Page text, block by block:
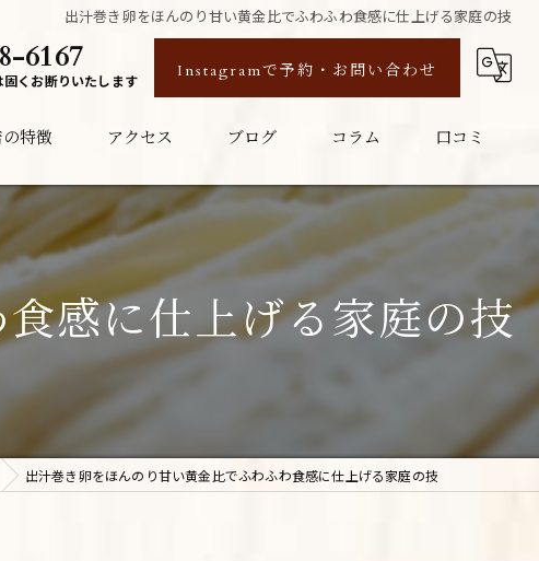
出汁巻き卵をほんのり甘い黄金比でふわふわ食感に仕上げる家庭の技
6167
くお断りいたします Instagramで予約・お問い合わせ
特徴
ー
アクセス ブログ コラム 口コミ
感に仕上げる家庭の技
出汁巻き卵をほんのり甘い黄金比でふわふわ食感に仕上げる家庭の技